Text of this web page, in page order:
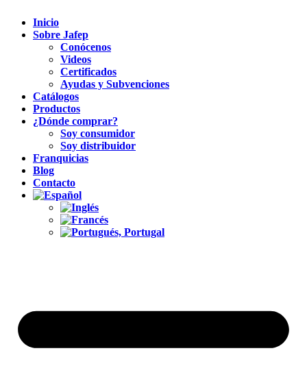
Inicio
Sobre Jafep
Conócenos
Videos
Certificados
Ayudas y Subvenciones
Catálogos
Productos
¿Dónde comprar?
Soy consumidor
Soy distribuidor
Franquicias
Blog
Contacto